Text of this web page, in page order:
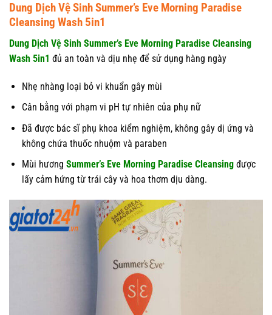
sỹ và các chuyên gia sức khỏe. Bạn không nên sử dụng
thông tin này để tự chẩn đoán và điều trị bệnh của
mình. Hãy liên hệ các cơ quan y tế ngay lập tức nếu bạn
nghi ngờ mình đang gặp vấn đề về sức khỏe. Các thông
giảm cân chưa được thẩm định bởi Cục quản lý Thực
phẩm và Dược phẩm, cũng như không được dùng để
cùng các vấn đề sức khỏe khác. Chúng tôi không chịu
trách nhiệm về nhầm lẫn hay sai lệch về sản phẩm.
Dung Dịch Vệ Sinh Summer’s Eve Morning Paradise
Cleansing Wash 5in1
Dung Dịch Vệ Sinh Summer’s Eve Morning Paradise Cleansing
Wash 5in1 đủ an toàn và dịu nhẹ để sử dụng hàng ngày
Nhẹ nhàng loại bỏ vi khuẩn gây mùi
Cân bằng với phạm vi pH tự nhiên của phụ nữ
Đã được bác sĩ phụ khoa kiểm nghiệm, không gây dị ứng và
không chứa thuốc nhuộm và paraben
Mùi hương Summer’s Eve Morning Paradise Cleansingđược
lấy cảm hứng từ trái cây và hoa thơm dịu dàng.